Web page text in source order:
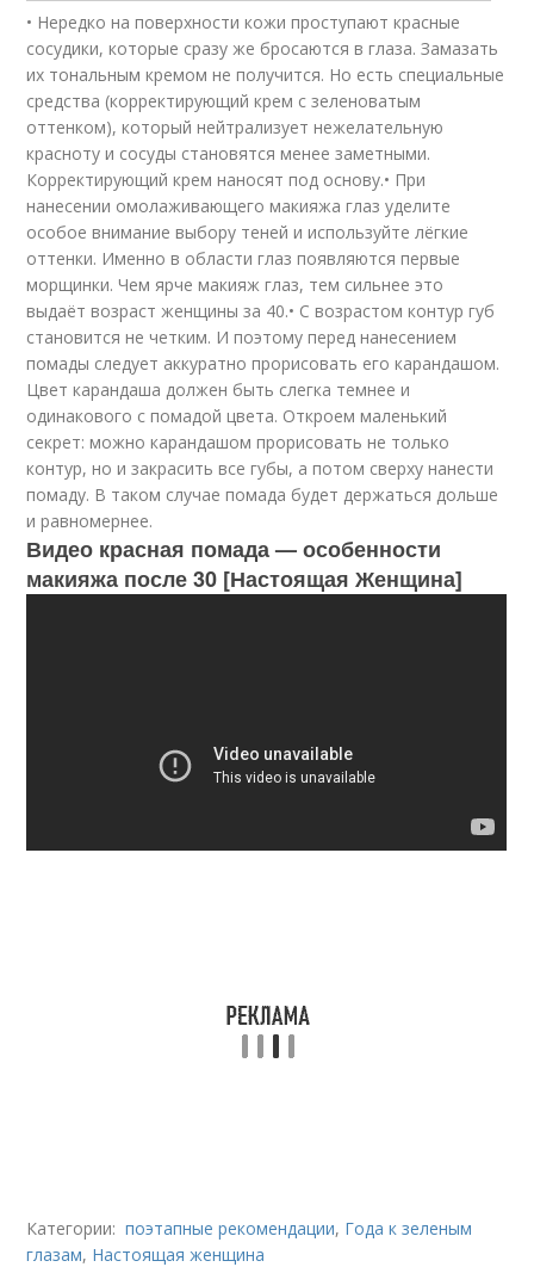
• Нередко на поверхности кожи проступают красные
сосудики, которые сразу же бросаются в глаза. Замазать
их тональным кремом не получится. Но есть специальные
средства (корректирующий крем с зеленоватым
оттенком), который нейтрализует нежелательную
красноту и сосуды становятся менее заметными.
Корректирующий крем наносят под основу.• При
нанесении омолаживающего макияжа глаз уделите
особое внимание выбору теней и используйте лёгкие
оттенки. Именно в области глаз появляются первые
морщинки. Чем ярче макияж глаз, тем сильнее это
выдаёт возраст женщины за 40.• С возрастом контур губ
становится не четким. И поэтому перед нанесением
помады следует аккуратно прорисовать его карандашом.
Цвет карандаша должен быть слегка темнее и
одинакового с помадой цвета. Откроем маленький
секрет: можно карандашом прорисовать не только
контур, но и закрасить все губы, а потом сверху нанести
помаду. В таком случае помада будет держаться дольше
и равномернее.
Видео красная помада — особенности
макияжа после 30 [Настоящая Женщина]
Категории: поэтапные рекомендации, Года к зеленым
глазам, Настоящая женщина